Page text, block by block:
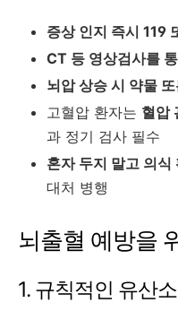
증상 인지 즉시 119
CT 등 영상검사를
뇌압 상승 시 약물
고혈압 환자는 혈압
과 정기 검사 필수
혼자 두지 말고 의식
대처 병행
뇌출혈 예방을
1. 규칙적인 유산